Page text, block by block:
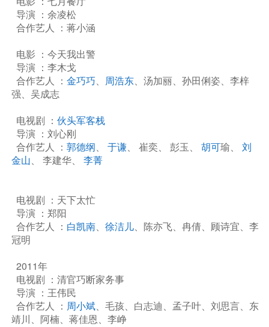
导演 ：余凌松
合作艺人 ：蒋小涵
电影 ：今天我出警
导演 ：李木戈
合作艺人 ： 金巧巧、 周浩东、汤加丽、孙田俐姿、李梓
强、吴成志
电视剧 ： 伙头军客栈
导演 ：刘心刚
合作艺人 ： 郭德纲、 于谦、 崔奕、 彭玉、 胡可瑜、 刘
金山、 李建华、 李菁
电视剧 ：天下太忙
导演 ：郑阳
合作艺人 ： 白凯南、 徐洁儿、陈亦飞、冉倩、顾诗宜、李
冠明
2011年
电视剧 ：清官巧断家务事
导演 ：王伟民
合作艺人 ： 周小斌、毛孩、白志迪、孟子叶、刘思言、东
靖川、阿楠、蒋佳恩、李峥